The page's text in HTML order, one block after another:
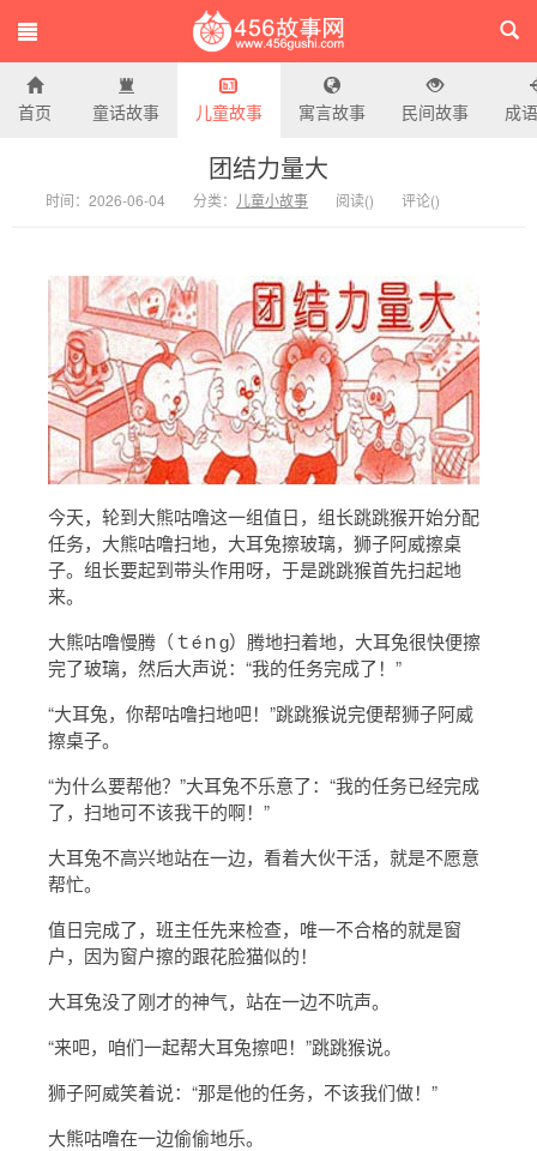
456故事网
首页 童话故事 儿童故事 寓言故事 民间故事 成
团结力量大
时间：2026-06-04 分类： 儿童小故事 阅读() 评论()
今天，轮到大熊咕噜这一组值日，组长跳跳猴开始分配
任务，大熊咕噜扫地，大耳兔擦玻璃，狮子阿威擦桌
子。组长要起到带头作用呀，于是跳跳猴首先扫起地
来。
大熊咕噜慢腾（ｔéｎɡ）腾地扫着地，大耳兔很快便擦
完了玻璃，然后大声说：“我的任务完成了！”
“大耳兔，你帮咕噜扫地吧！”跳跳猴说完便帮狮子阿威
擦桌子。
“为什么要帮他？”大耳兔不乐意了：“我的任务已经完成
了，扫地可不该我干的啊！”
大耳兔不高兴地站在一边，看着大伙干活，就是不愿意
帮忙。
值日完成了，班主任先来检查，唯一不合格的就是窗
户，因为窗户擦的跟花脸猫似的！
大耳兔没了刚才的神气，站在一边不吭声。
“来吧，咱们一起帮大耳兔擦吧！”跳跳猴说。
狮子阿威笑着说：“那是他的任务，不该我们做！”
大熊咕噜在一边偷偷地乐。